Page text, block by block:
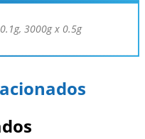
3000g x 0.5g